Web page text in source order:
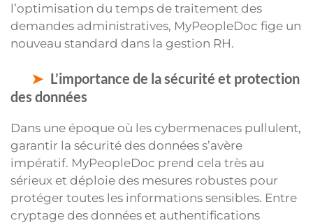
l’optimisation du temps de traitement des
demandes administratives, MyPeopleDoc fige un
nouveau standard dans la gestion RH.
L’importance de la sécurité et protection
des données
Dans une époque où les cybermenaces pullulent,
garantir la sécurité des données s’avère
impératif. MyPeopleDoc prend cela très au
sérieux et déploie des mesures robustes pour
protéger toutes les informations sensibles. Entre
cryptage des données et authentifications